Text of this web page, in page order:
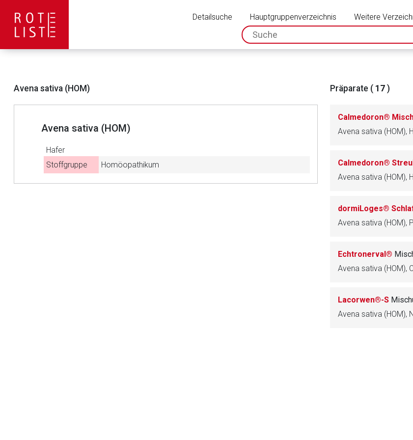
Detailsuche Hauptgruppenverzeichnis
Weitere
spc.search.input.placeholder
Avena sativa (HOM)
Avena sativa (HOM)
Hafer
Stoffgruppe
Homöopathikum
Präparate ( 17 )
Calmedoron®
Calmedoron®
dormiLoges®
Avena sativa (HOM),
Echtronerval®
Lacorwen®-S
Der von Ihnen aufgerufene Link öffnet eine externe Web-Seite. Für die Inhalte
Betreiber verantwortlich. Ebenso gelten dort ggf. andere